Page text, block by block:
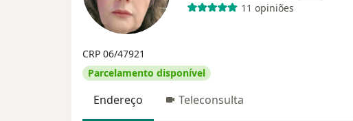
11 opiniões
CRP 06/47921
Parcelamento disponível
Endereço Teleconsulta